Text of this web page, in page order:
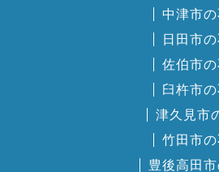
中津市
日田市
佐伯市
臼杵市
津久見市
竹田市
豊後高田